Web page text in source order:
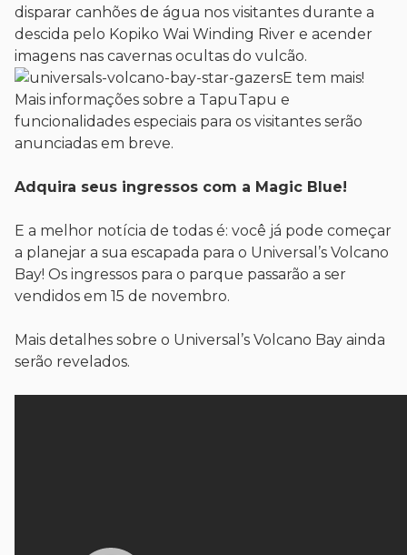
disparar canhões de água nos visitantes durante a
descida pelo Kopiko Wai Winding River e acender
imagens nas cavernas ocultas do vulcão.
E tem mais!
Mais informações sobre a TapuTapu e
funcionalidades especiais para os visitantes serão
anunciadas em breve.
Adquira seus ingressos com a Magic Blue!
E a melhor notícia de todas é: você já pode começar
a planejar a sua escapada para o Universal’s Volcano
Bay! Os ingressos para o parque passarão a ser
vendidos em 15 de novembro.
Mais detalhes sobre o Universal’s Volcano Bay ainda
serão revelados.